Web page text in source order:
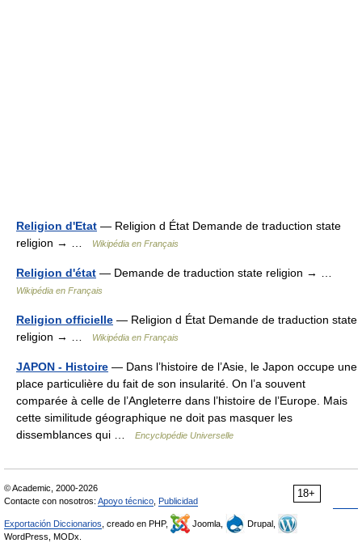
Religion d'Etat — Religion d État Demande de traduction state
religion → …
Wikipédia en Français
Religion d'état — Demande de traduction state religion → …
Wikipédia en Français
Religion officielle — Religion d État Demande de traduction state
religion → …
Wikipédia en Français
JAPON - Histoire — Dans l’histoire de l’Asie, le Japon occupe une
place particulière du fait de son insularité. On l’a souvent
comparée à celle de l’Angleterre dans l’histoire de l’Europe. Mais
cette similitude géographique ne doit pas masquer les
dissemblances qui …
Encyclopédie Universelle
18+
© Academic, 2000-2026
Contacte con nosotros: Apoyo técnico Publicidad
Exportación Diccionarios , creado en PHP, Joomla,
Drupal,
WordPress, MODx.